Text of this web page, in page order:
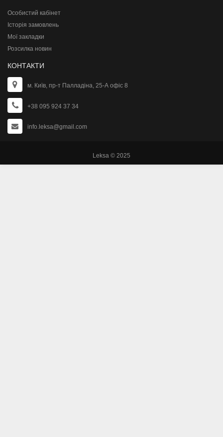
Особистий кабінет
Історія замовлень
Мої закладки
Розсилка новин
КОНТАКТИ
м. Київ, пр-т Палладіна, 25-А офіс 8
+38 095 924 37 34
info.leksa@gmail.com
Leksa © 2025